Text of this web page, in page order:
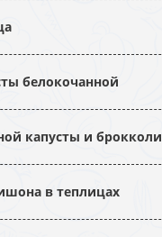
белокочанной
капусты и брокколи
в теплицах